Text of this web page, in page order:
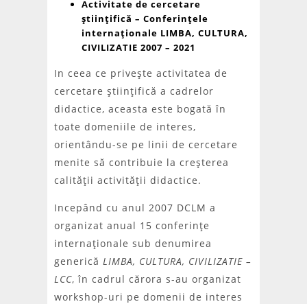
Activitate de cercetare
ştiinţifică – Conferinţele
internaţionale LIMBA, CULTURA,
CIVILIZATIE 2007 – 2021
In ceea ce priveşte activitatea de
cercetare ştiinţifică a cadrelor
didactice, aceasta este bogată în
toate domeniile de interes,
orientându-se pe linii de cercetare
menite să contribuie la creşterea
calităţii activităţii didactice.
Incepând cu anul 2007 DCLM a
organizat anual 15 conferinţe
internaţionale sub denumirea
generică LIMBA, CULTURA, CIVILIZATIE –
LCC, în cadrul cărora s-au organizat
workshop-uri pe domenii de interes